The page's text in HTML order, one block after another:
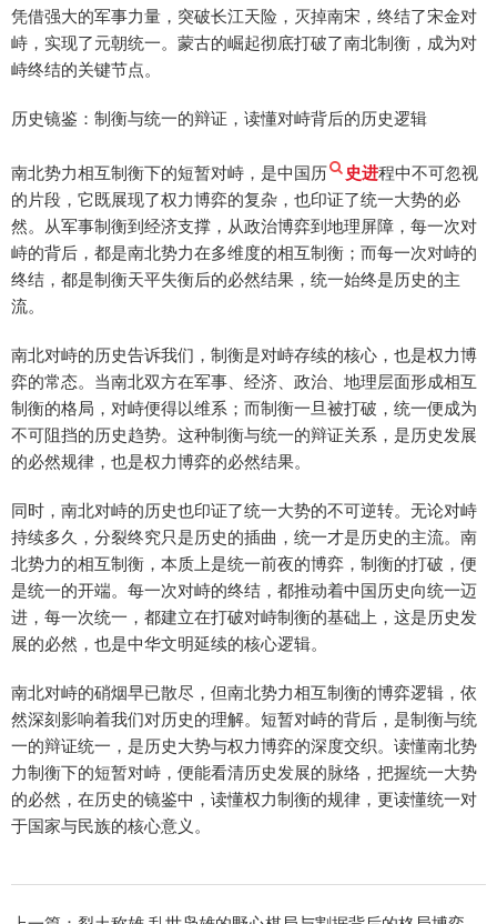
凭借强大的军事力量，突破长江天险，灭掉南宋，终结了宋金对
峙，实现了元朝统一。蒙古的崛起彻底打破了南北制衡，成为对
峙终结的关键节点。
历史镜鉴：制衡与统一的辩证，读懂对峙背后的历史逻辑
南北势力相互制衡下的短暂对峙，是中国历 史进程中不可忽视
的片段，它既展现了权力博弈的复杂，也印证了统一大势的必
然。从军事制衡到经济支撑，从政治博弈到地理屏障，每一次对
峙的背后，都是南北势力在多维度的相互制衡；而每一次对峙的
终结，都是制衡天平失衡后的必然结果，统一始终是历史的主
流。
南北对峙的历史告诉我们，制衡是对峙存续的核心，也是权力博
弈的常态。当南北双方在军事、经济、政治、地理层面形成相互
制衡的格局，对峙便得以维系；而制衡一旦被打破，统一便成为
不可阻挡的历史趋势。这种制衡与统一的辩证关系，是历史发展
的必然规律，也是权力博弈的必然结果。
同时，南北对峙的历史也印证了统一大势的不可逆转。无论对峙
持续多久，分裂终究只是历史的插曲，统一才是历史的主流。南
北势力的相互制衡，本质上是统一前夜的博弈，制衡的打破，便
是统一的开端。每一次对峙的终结，都推动着中国历史向统一迈
进，每一次统一，都建立在打破对峙制衡的基础上，这是历史发
展的必然，也是中华文明延续的核心逻辑。
南北对峙的硝烟早已散尽，但南北势力相互制衡的博弈逻辑，依
然深刻影响着我们对历史的理解。短暂对峙的背后，是制衡与统
一的辩证统一，是历史大势与权力博弈的深度交织。读懂南北势
力制衡下的短暂对峙，便能看清历史发展的脉络，把握统一大势
的必然，在历史的镜鉴中，读懂权力制衡的规律，更读懂统一对
于国家与民族的核心意义。